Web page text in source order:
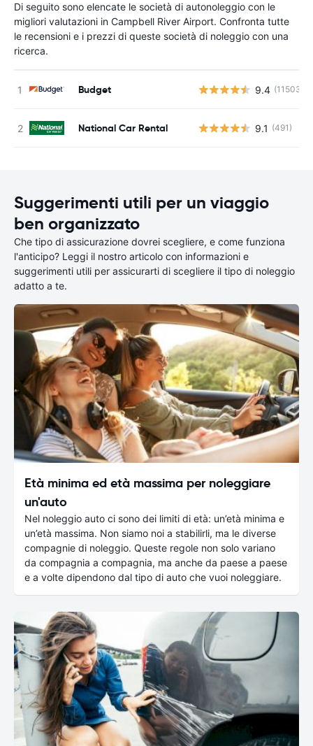
Di seguito sono elencate le società di autonoleggio con le
migliori valutazioni in Campbell River Airport. Confronta tutte
le recensioni e i prezzi di queste società di noleggio con una
ricerca.
Budget 9.4 (11503)
National Car Rental 9.1 (491)
Suggerimenti utili per un viaggio
ben organizzato
Che tipo di assicurazione dovrei scegliere, e come funziona
l'anticipo? Leggi il nostro articolo con informazioni e
suggerimenti utili per assicurarti di scegliere il tipo di noleggio
adatto a te.
Età minima ed età massima per noleggiare
un'auto
Nel noleggio auto ci sono dei limiti di età: un’età minima e
un’età massima. Non siamo noi a stabilirli, ma le diverse
compagnie di noleggio. Queste regole non solo variano
da compagnia a compagnia, ma anche da paese a paese
e a volte dipendono dal tipo di auto che vuoi noleggiare.